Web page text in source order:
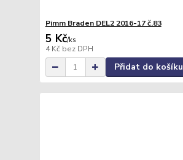
Pimm Braden DEL2 2016-17 č.83
5 Kč/ks
4 Kč bez DPH
Přidat do košíku